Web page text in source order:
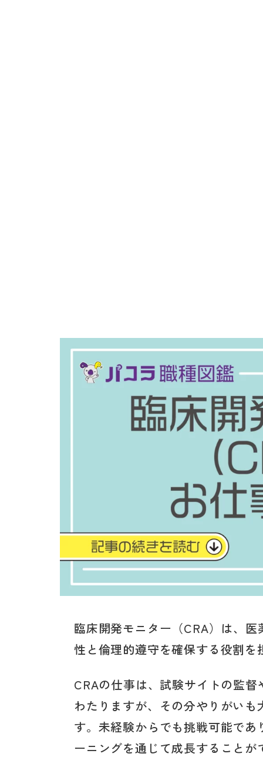
臨床開発モニター（CRA）は、
性と倫理的遵守を確保する役割を
CRAの仕事は、試験サイトの監
わたりますが、その分やりがい
す。未経験からでも挑戦可能で
ーニングを通じて成長すること